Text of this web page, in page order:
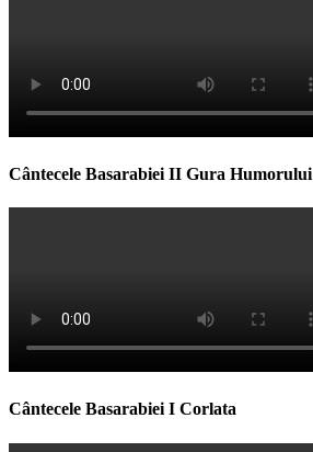
Cântecele Basarabiei II Gura Humorului
Cântecele Basarabiei I Corlata